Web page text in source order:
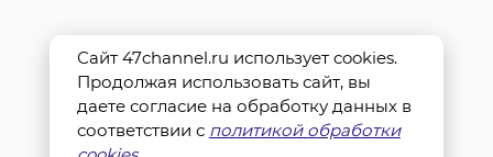
Сайт 47channel.ru использует cookies.
Продолжая использовать сайт, вы
даете согласие на обработку данных в
соответствии с политикой обработки